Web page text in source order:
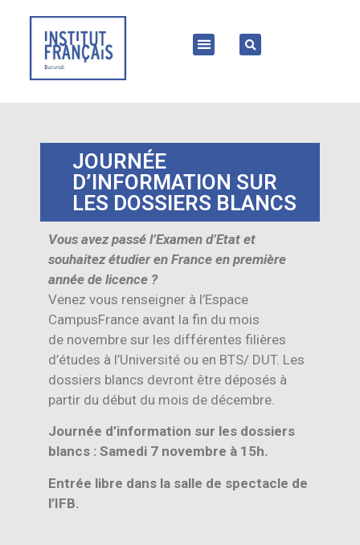
JOURNÉE
D’INFORMATION SUR
LES DOSSIERS BLANCS
Vous avez passé l’Examen d’Etat et
souhaitez étudier en France en première
année de licence ?
Venez vous renseigner à l’Espace
CampusFrance avant la fin du mois
de novembre sur les différentes filières
d’études à l’Université ou en BTS/ DUT. Les
dossiers blancs devront être déposés à
partir du début du mois de décembre.
Journée d’information sur les dossiers
blancs : Samedi 7 novembre à 15h.
Entrée libre dans la salle de spectacle de
l’IFB.